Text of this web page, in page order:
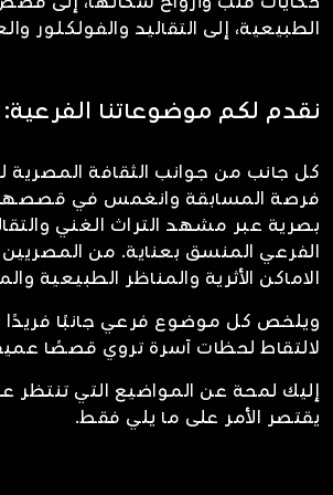
الطبيعية، إلى التقاليد والفولكلور
نقدم لكم موضوعاتنا
كل جانب من جوانب الثقافة
فرصة المسابقة وانغمس في قصصها
بصرية عبر مشهد التراث الغني
الفرعي المنسق بعناية. من المصريين
الاماكن الأثرية والمناظر الطبيعية
ويلخص كل موضوع فرعي جانبًا فريدًا
لالتقاط لحظات آسرة تروي قصصًا
إليك لمحة عن المواضيع التي تنتظر
يقتصر الأمر على ما يلي فقط.